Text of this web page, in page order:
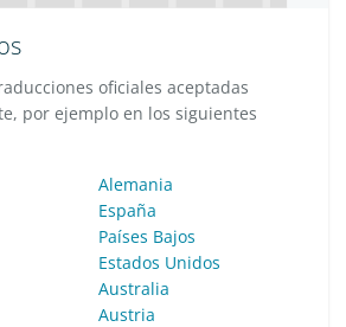
oficiales aceptadas
por ejemplo en los siguientes
Alemania
España
Países Bajos
Estados Unidos
Australia
Austria